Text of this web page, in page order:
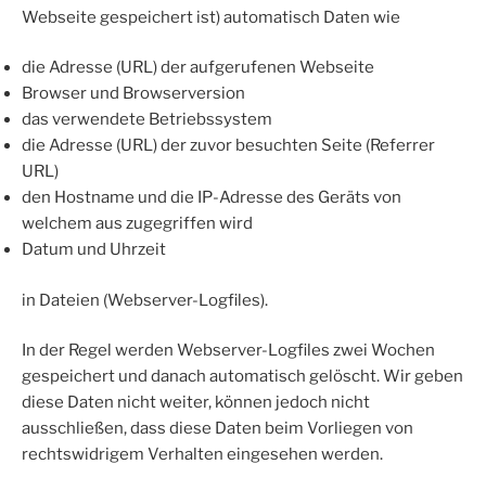
Webseite gespeichert ist) automatisch Daten wie
die Adresse (URL) der aufgerufenen Webseite
Browser und Browserversion
das verwendete Betriebssystem
die Adresse (URL) der zuvor besuchten Seite (Referrer
URL)
den Hostname und die IP-Adresse des Geräts von
welchem aus zugegriffen wird
Datum und Uhrzeit
in Dateien (Webserver-Logfiles).
In der Regel werden Webserver-Logfiles zwei Wochen
gespeichert und danach automatisch gelöscht. Wir geben
diese Daten nicht weiter, können jedoch nicht
ausschließen, dass diese Daten beim Vorliegen von
rechtswidrigem Verhalten eingesehen werden.